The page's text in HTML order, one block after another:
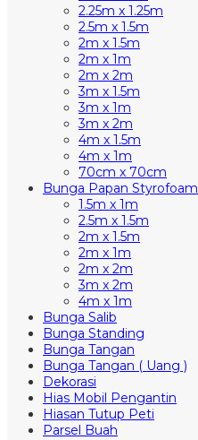
2.25m x 1.25m
2.5m x 1.5m
2m x 1.5m
2m x 1m
2m x 2m
3m x 1.5m
3m x 1m
3m x 2m
4m x 1.5m
4m x 1m
70cm x 70cm
Bunga Papan Styrofoam
1.5m x 1m
2.5m x 1.5m
2m x 1.5m
2m x 1m
2m x 2m
3m x 2m
4m x 1m
Bunga Salib
Bunga Standing
Bunga Tangan
Bunga Tangan ( Uang )
Dekorasi
Hias Mobil Pengantin
Hiasan Tutup Peti
Parsel Buah